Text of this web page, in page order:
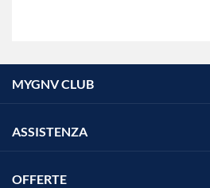
MYGNV CLUB
ASSISTENZA
OFFERTE